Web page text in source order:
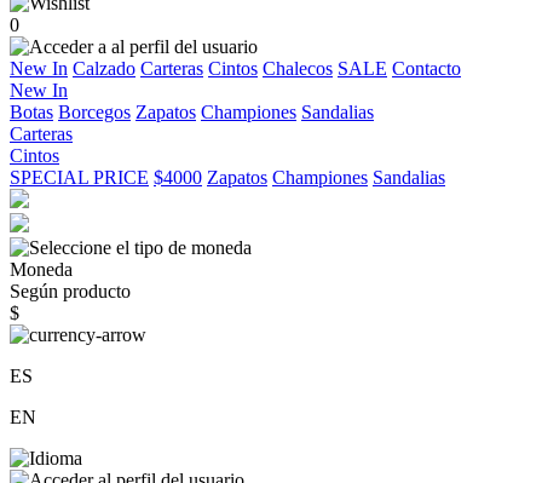
0
New In Calzado Carteras Cintos Chalecos SALE Contacto
New In
Botas Borcegos Zapatos Championes Sandalias
Carteras
Cintos
SPECIAL PRICE $4000 Zapatos Championes Sandalias
Moneda
Según producto
$
ES
EN